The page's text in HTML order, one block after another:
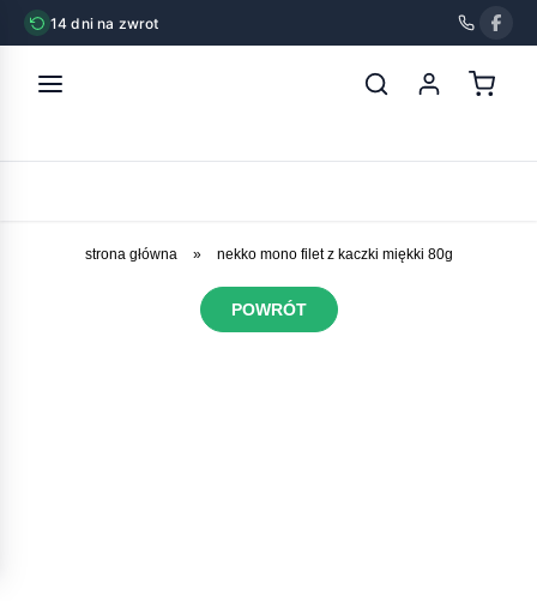
14 dni na zwrot
strona główna » nekko mono filet z kaczki miękki 80g
POWRÓT